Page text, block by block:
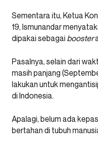
Sementara itu, Ketua
19, Ismunandar
dipakai sebagai booster
Pasalnya, selain dari
masih panjang
lakukan untuk
di Indonesia.
Apalagi, belum ada
bertahan di tubuh